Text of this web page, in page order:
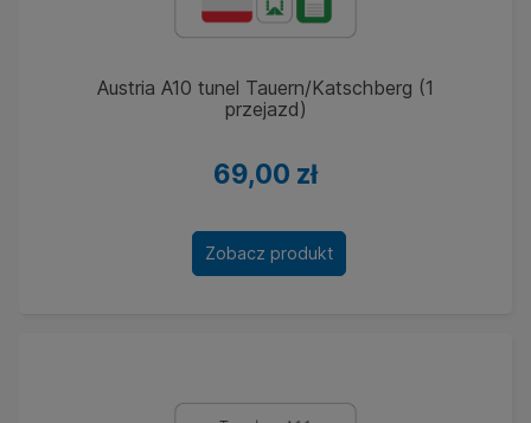
Austria A10 tunel Tauern/Katschberg (1
przejazd)
69,00 zł
Zobacz produkt